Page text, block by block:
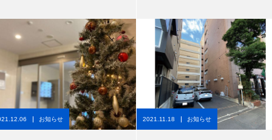
お知らせ 2021.11.18 お知らせ